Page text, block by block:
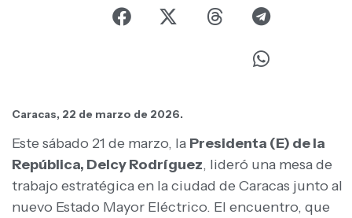
Caracas, 22 de marzo de 2026.
Este sábado 21 de marzo, la Presidenta (E) de la
República, Delcy Rodríguez, lideró una mesa de
trabajo estratégica en la ciudad de Caracas junto al
nuevo Estado Mayor Eléctrico. El encuentro, que